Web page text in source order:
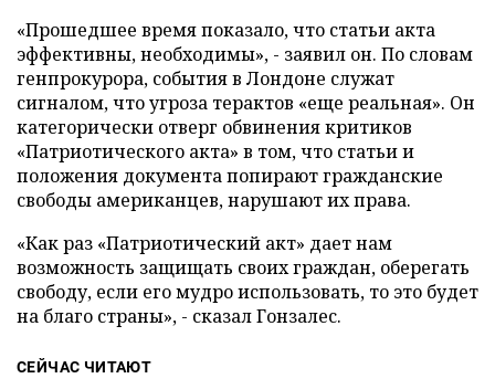
«Прошедшее время показало, что статьи акта
эффективны, необходимы», - заявил он. По словам
генпрокурора, события в Лондоне служат
сигналом, что угроза терактов «еще реальная». Он
категорически отверг обвинения критиков
«Патриотического акта» в том, что статьи и
положения документа попирают гражданские
свободы американцев, нарушают их права.
«Как раз «Патриотический акт» дает нам
возможность защищать своих граждан, оберегать
свободу, если его мудро использовать, то это будет
на благо страны», - сказал Гонзалес.
СЕЙЧАС ЧИТАЮТ